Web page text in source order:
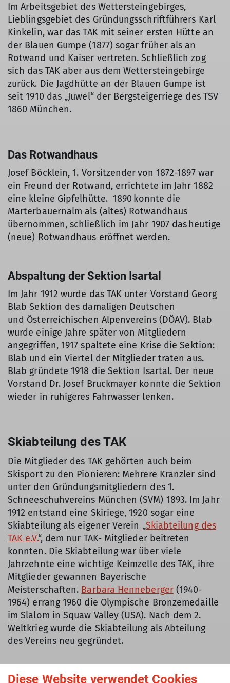
Im Arbeitsgebiet des Wettersteingebirges,
Lieblingsgebiet des Gründungsschriftführers Karl
Kinkelin, war das TAK mit seiner ersten Hütte an
der Blauen Gumpe (1877) sogar früher als an
Rotwand und Kaiser vertreten. Schließlich zog
sich das TAK aber aus dem Wettersteingebirge
zurück. Die Jagdhütte an der Blauen Gumpe ist
seit 1910 das „Juwel“ der Bergsteigerriege des TSV
1860 München.
Das Rotwandhaus
Josef Böcklein, 1. Vorsitzender von 1872-1897 war
ein Freund der Rotwand, errichtete im Jahr 1882
eine kleine Gipfelhütte. 1890 konnte die
Marterbauernalm als (altes) Rotwandhaus
übernommen, schließlich im Jahr 1907 das heutige
(neue) Rotwandhaus eröffnet werden.
Abspaltung der Sektion Isartal
Im Jahr 1912 wurde das TAK unter Vorstand Georg
Blab Sektion des damaligen Deutschen
und Österreichischen Alpenvereins (DÖAV). Blab
wurde einige Jahre später von Mitgliedern
angegriffen, 1917 spaltete eine Krise die Sektion:
Blab und ein Viertel der Mitglieder traten aus.
Blab gründete 1918 die Sektion Isartal. Der neue
Vorstand Dr. Josef Bruckmayer konnte die Sektion
wieder in ruhigeres Fahrwasser lenken.
Skiabteilung des TAK
Die Mitglieder des TAK gehörten auch beim
Skisport zu den Pionieren: Mehrere Kranzler sind
unter den Gründungsmitgliedern des 1.
Schneeschuhvereins München (SVM) 1893. Im Jahr
1912 entstand eine Skiriege, 1920 sogar eine
Skiabteilung als eigener Verein „Skiabteilung des
TAK e.V.“, dem nur TAK- Mitglieder beitreten
konnten. Die Skiabteilung war über viele
Jahrzehnte eine wichtige Keimzelle des TAK, ihre
Mitglieder gewannen Bayerische
Meisterschaften. Barbara Henneberger(1940-
1964) errang 1960 die Olympische Bronzemedaille
im Slalom in Squaw Valley (USA). Nach dem 2.
Weltkrieg wurde die Skiabteilung als Abteilung
des Vereins neu gegründet.
Diese Website verwendet Cookies